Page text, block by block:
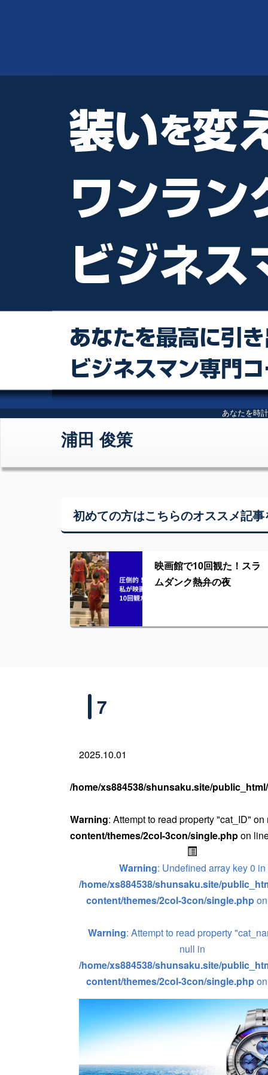
あなたを時
浦田 俊策
初めての方はこちらのオススメ記
映画館で10回観た！スラ
ムダンク熱弁の夜
7
2025.10.01
/home/xs884538/shunsaku.site/
Warning: Attempt to read property "cat_ID"
content/themes/2col-3con/single.phpon
Warning: Undefined array key 0 in
/home/xs884538/shunsaku.site/
content/themes/2col-3con/single.php
Warning: Attempt to read property
null in
/home/xs884538/shunsaku.site/
content/themes/2col-3con/single.php